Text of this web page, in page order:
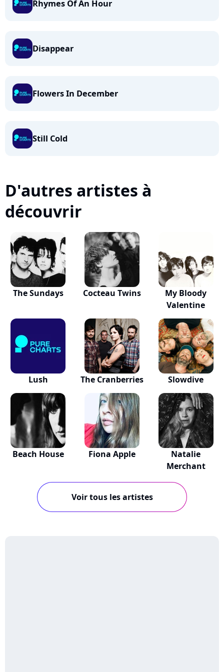
Rhymes Of An Hour
Disappear
Flowers In December
Still Cold
D'autres artistes à
découvrir
The Sundays Cocteau Twins
My Bloody
Valentine
Lush The Cranberries Slowdive
Beach House Fiona Apple
Natalie
Merchant
Voir tous les artistes